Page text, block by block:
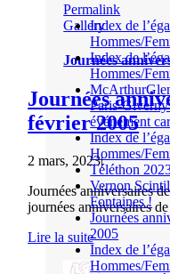
Permalink
Gallery
Journées
Journées
février 2005
2 mars, 2023|
Journées anniversaires
journées anniversaires
Lire la suite
Index de
Hommes/
Index de
Hommes/
Paris-
événement
Index de
Hommes/
Téléthon
Vernon
Fontaines !
Journées
2005
Index de
Hommes/